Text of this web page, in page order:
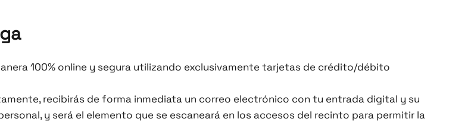
100% online y segura utilizando exclusivamente tarjetas de crédito/débito
recibirás de forma inmediata un correo electrónico con tu entrada digital y su
y será el elemento que se escaneará en los accesos del recinto para permitir la